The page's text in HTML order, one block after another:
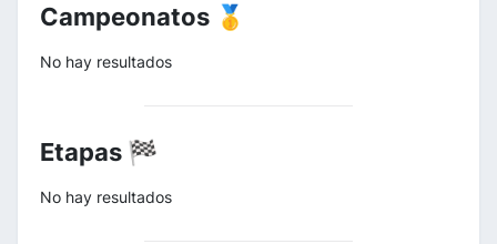
Campeonatos 🥇
No hay resultados
Etapas 🏁
No hay resultados